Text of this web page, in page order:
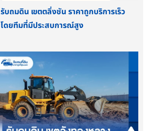
รับถมดิน เขตตลิ่งชัน ราคาถูกบริการเร็ว
โดยทีมที่มีประสบการณ์สูง